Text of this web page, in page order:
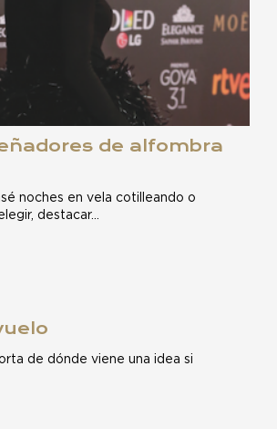
de alfombra
noches en vela cotilleando o
destacar…
de dónde viene una idea si